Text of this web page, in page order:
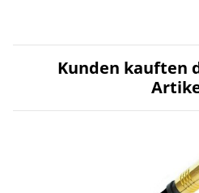
Kunden kauften